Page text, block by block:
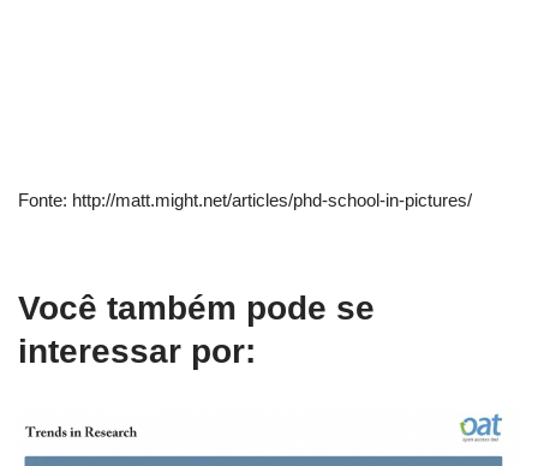
Fonte: http://matt.might.net/articles/phd-school-in-pictures/
Você também pode se
interessar por: